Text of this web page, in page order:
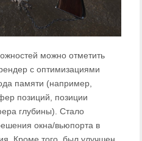
можно отметить
с оптимизациями
памяти (например,
позиций, позиции
глубины). Стало
окна/вьюпорта в